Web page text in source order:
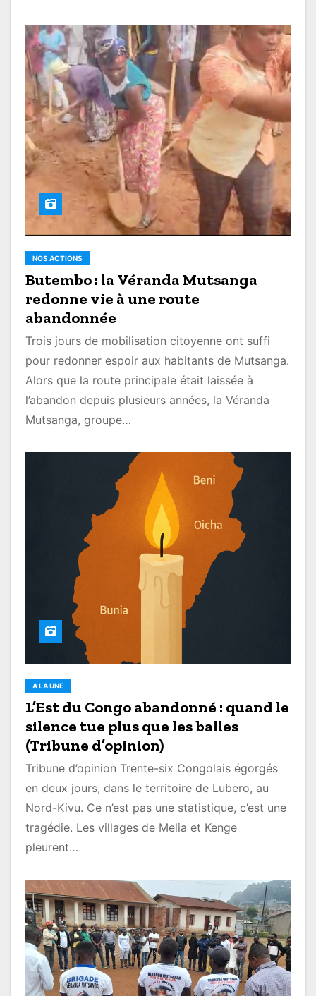
NOS ACTIONS
Butembo : la Véranda Mutsanga
redonne vie à une route
abandonnée
Trois jours de mobilisation citoyenne ont suffi
pour redonner espoir aux habitants de Mutsanga.
Alors que la route principale était laissée à
l’abandon depuis plusieurs années, la Véranda
Mutsanga, groupe…
A LA UNE
L’Est du Congo abandonné : quand le
silence tue plus que les balles
(Tribune d’opinion)
Tribune d’opinion Trente-six Congolais égorgés
en deux jours, dans le territoire de Lubero, au
Nord-Kivu. Ce n’est pas une statistique, c’est une
tragédie. Les villages de Melia et Kenge
pleurent…